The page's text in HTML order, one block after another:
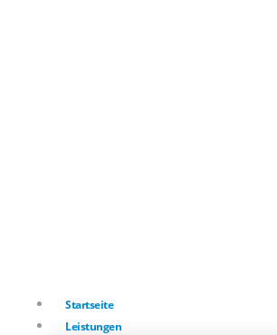
Startseite
Leistungen